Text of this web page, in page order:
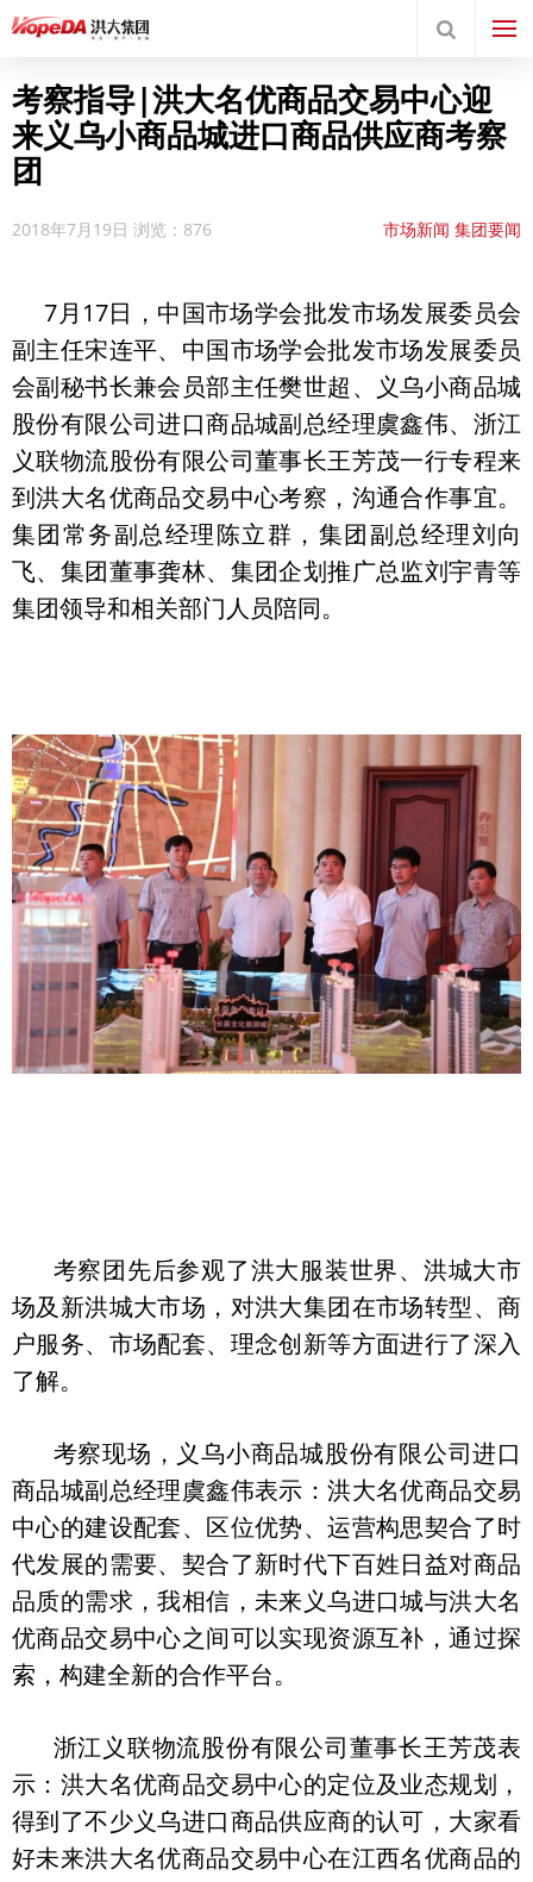
考察指导|洪大名优商品交易中心迎
来义乌小商品城进口商品供应商考察
团
2018年7月19日 浏览：876 市场新闻 集团要闻
7月17日，中国市场学会批发市场发展委员会
副主任宋连平、中国市场学会批发市场发展委员
会副秘书长兼会员部主任樊世超、义乌小商品城
股份有限公司进口商品城副总经理虞鑫伟、浙江
义联物流股份有限公司董事长王芳茂一行专程来
到洪大名优商品交易中心考察，沟通合作事宜。
集团常务副总经理陈立群，集团副总经理刘向
飞、集团董事龚林、集团企划推广总监刘宇青等
集团领导和相关部门人员陪同。
考察团先后参观了洪大服装世界、洪城大市
场及新洪城大市场，对洪大集团在市场转型、商
户服务、市场配套、理念创新等方面进行了深入
了解。
考察现场，义乌小商品城股份有限公司进口
商品城副总经理虞鑫伟表示：洪大名优商品交易
中心的建设配套、区位优势、运营构思契合了时
代发展的需要、契合了新时代下百姓日益对商品
品质的需求，我相信，未来义乌进口城与洪大名
优商品交易中心之间可以实现资源互补，通过探
索，构建全新的合作平台。
浙江义联物流股份有限公司董事长王芳茂表
示：洪大名优商品交易中心的定位及业态规划，
得到了不少义乌进口商品供应商的认可，大家看
好未来洪大名优商品交易中心在江西名优商品的